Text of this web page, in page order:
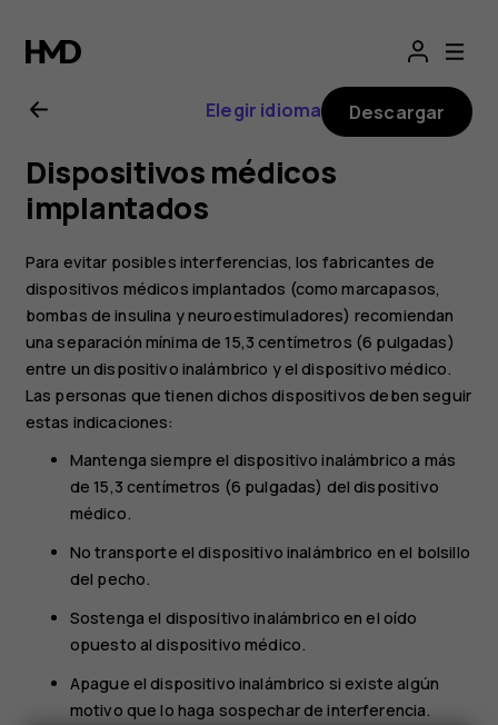
Manual
del
usuario
de
Nokia 5
Elegir idioma Descargar
Dispositivos médicos
implantados
Para evitar posibles interferencias, los fabricantes de
dispositivos médicos implantados (como marcapasos,
bombas de insulina y neuroestimuladores) recomiendan
una separación mínima de 15,3 centímetros (6 pulgadas)
entre un dispositivo inalámbrico y el dispositivo médico.
Las personas que tienen dichos dispositivos deben seguir
estas indicaciones:
Mantenga siempre el dispositivo inalámbrico a más
de 15,3 centímetros (6 pulgadas) del dispositivo
médico.
No transporte el dispositivo inalámbrico en el bolsillo
del pecho.
Sostenga el dispositivo inalámbrico en el oído
opuesto al dispositivo médico.
Apague el dispositivo inalámbrico si existe algún
motivo que lo haga sospechar de interferencia.